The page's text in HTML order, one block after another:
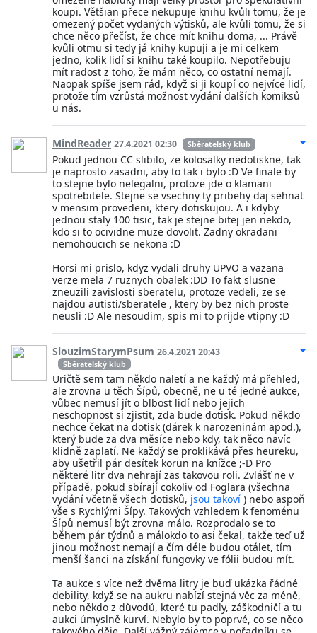
koupi. Většian přece nekupuje knihu kvůli tomu, že je
omezený počet vydaných výtisků, ale kvůli tomu, že si
chce něco přečíst, že chce mít knihu doma, ... Právě
kvůli otmu si tedy já knihy kupuji a je mi celkem
jedno, kolik lidí si knihu také koupilo. Nepotřebuju
mít radost z toho, že mám něco, co ostatní nemají.
Naopak spíše jsem rád, když si ji koupí co nejvíce lidí,
protože tím vzrůstá možnost vydání dalších komiksů
u nás.
MindReader 27.4.2021 02:30 Sběratelský klub
Pokud jednou CC slibilo, ze kolosalky nedotiskne, tak
je naprosto zasadni, aby to tak i bylo :D Ve finale by
to stejne bylo nelegalni, protoze jde o klamani
spotrebitele. Stejne se vsechny ty pribehy daj sehnat
v mensim provedeni, ktery dotiskujou. A i kdyby
jednou staly 100 tisic, tak je stejne bitej jen nekdo,
kdo si to ocividne muze dovolit. Zadny okradani
nemohoucich se nekona :D
Horsi mi prislo, kdyz vydali druhy UPVO a vazana
verze mela 7 ruznych obalek :DD To fakt slusne
zneuzili zavislosti sberatelu, protoze vedeli, ze se
najdou autisti/sberatele , ktery by bez nich proste
neusli :D Ale nesoudim, spis mi to prijde vtipny :D
SlouzimStarymPsum 26.4.2021 20:43
Sběratelský klub
Uričtě sem tam někdo naletí a ne každý má přehled,
ale zrovna u těch Šípů, obecně, ne u té jedné aukce,
vůbec nemusí jít o blbost lidí nebo jejich
neschopnost si zjistit, zda bude dotisk. Pokud někdo
nechce čekat na dotisk (dárek k narozeninám apod.),
který bude za dva měsíce nebo kdy, tak něco navíc
klidně zaplatí. Ne každý se proklikává přes heureku,
aby ušetřil pár desítek korun na knížce ;-D Pro
některé litr dva nehrají zas takovou roli. Zvlášť ne v
případě, pokud sbírají cokoliv od Foglara (všechna
vydání včetně všech dotisků, jsou takoví ) nebo aspoň
vše s Rychlými Šípy. Takových vzhledem k fenoménu
Šípů nemusí být zrovna málo. Rozprodalo se to
během pár týdnů a málokdo to asi čekal, takže teď už
jinou možnost nemají a čím déle budou otálet, tím
menší šanci na získání fungovky ve fólii budou mít.
Ta aukce s více než dvěma litry je buď ukázka řádné
debility, když se na aukru nabízí stejná věc za méně,
nebo někdo z důvodů, které tu padly, záškodničí a tu
aukci úmyslně kurví. Nebylo by to poprvé, co se něco